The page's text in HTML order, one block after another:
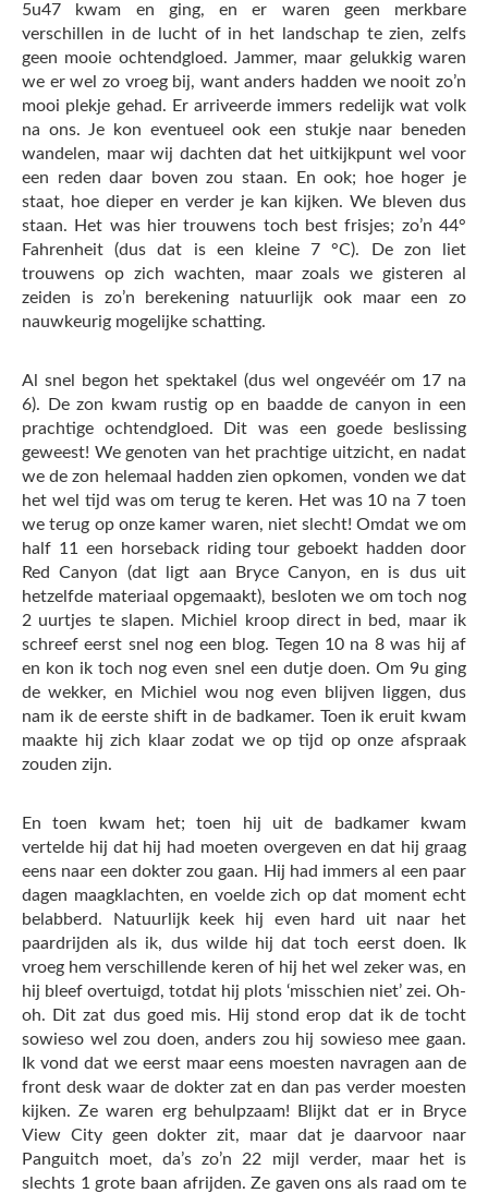
5u47 kwam en ging, en er waren geen merkbare
verschillen in de lucht of in het landschap te zien, zelfs
geen mooie ochtendgloed. Jammer, maar gelukkig waren
we er wel zo vroeg bij, want anders hadden we nooit zo’n
mooi plekje gehad. Er arriveerde immers redelijk wat volk
na ons. Je kon eventueel ook een stukje naar beneden
wandelen, maar wij dachten dat het uitkijkpunt wel voor
een reden daar boven zou staan. En ook; hoe hoger je
staat, hoe dieper en verder je kan kijken. We bleven dus
staan. Het was hier trouwens toch best frisjes; zo’n 44°
Fahrenheit (dus dat is een kleine 7 °C). De zon liet
trouwens op zich wachten, maar zoals we gisteren al
zeiden is zo’n berekening natuurlijk ook maar een zo
nauwkeurig mogelijke schatting.
Al snel begon het spektakel (dus wel ongevéér om 17 na
6). De zon kwam rustig op en baadde de canyon in een
prachtige ochtendgloed. Dit was een goede beslissing
geweest! We genoten van het prachtige uitzicht, en nadat
we de zon helemaal hadden zien opkomen, vonden we dat
het wel tijd was om terug te keren. Het was 10 na 7 toen
we terug op onze kamer waren, niet slecht! Omdat we om
half 11 een horseback riding tour geboekt hadden door
Red Canyon (dat ligt aan Bryce Canyon, en is dus uit
hetzelfde materiaal opgemaakt), besloten we om toch nog
2 uurtjes te slapen. Michiel kroop direct in bed, maar ik
schreef eerst snel nog een blog. Tegen 10 na 8 was hij af
en kon ik toch nog even snel een dutje doen. Om 9u ging
de wekker, en Michiel wou nog even blijven liggen, dus
nam ik de eerste shift in de badkamer. Toen ik eruit kwam
maakte hij zich klaar zodat we op tijd op onze afspraak
zouden zijn.
En toen kwam het; toen hij uit de badkamer kwam
vertelde hij dat hij had moeten overgeven en dat hij graag
eens naar een dokter zou gaan. Hij had immers al een paar
dagen maagklachten, en voelde zich op dat moment echt
belabberd. Natuurlijk keek hij even hard uit naar het
paardrijden als ik, dus wilde hij dat toch eerst doen. Ik
vroeg hem verschillende keren of hij het wel zeker was, en
hij bleef overtuigd, totdat hij plots ‘misschien niet’ zei. Oh-
oh. Dit zat dus goed mis. Hij stond erop dat ik de tocht
sowieso wel zou doen, anders zou hij sowieso mee gaan.
Ik vond dat we eerst maar eens moesten navragen aan de
front desk waar de dokter zat en dan pas verder moesten
kijken. Ze waren erg behulpzaam! Blijkt dat er in Bryce
View City geen dokter zit, maar dat je daarvoor naar
Panguitch moet, da’s zo’n 22 mijl verder, maar het is
slechts 1 grote baan afrijden. Ze gaven ons als raad om te